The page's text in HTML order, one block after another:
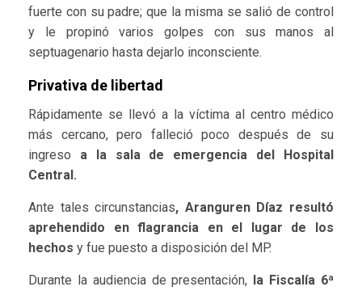
fuerte con su padre; que la misma se salió de control
y le propinó varios golpes con sus manos al
septuagenario hasta dejarlo inconsciente.
Privativa de libertad
Rápidamente se llevó a la víctima al centro médico
más cercano, pero falleció poco después de su
ingreso a la sala de emergencia del Hospital
Central.
Ante tales circunstancias, Aranguren Díaz resultó
aprehendido en flagrancia en el lugar de los
hechos y fue puesto a disposición del MP.
Durante la audiencia de presentación, la Fiscalía 6ª